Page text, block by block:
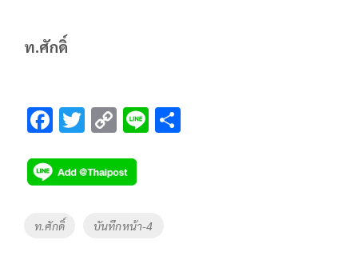
ท.ศักดิ์
F
e
b
o
T
tt
er
C
p
y
Li
Li
Tags
ท.ศักดิ์ บันทึกหน้า-4